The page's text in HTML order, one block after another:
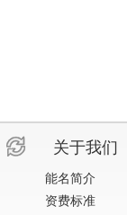
关于我们
能名简介
资费标准